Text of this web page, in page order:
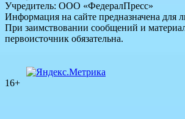
Учредитель: ООО «ФедералПресс»
Информация на сайте предназначена для
При заимствовании сообщений и
первоисточник обязательна.
16+